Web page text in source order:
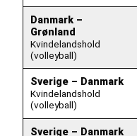
Danmark –
Grønland
Kvindelandshold
(volleyball)
Sverige – Danmark
Kvindelandshold
(volleyball)
Sverige – Danmark